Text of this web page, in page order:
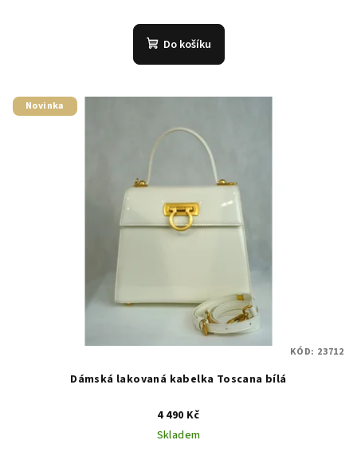
Do košíku
Novinka
Dámská lakovaná kabelka Toscana bílá
4 490 Kč
Skladem
KÓD: 23712